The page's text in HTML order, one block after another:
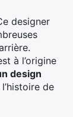
designer
à l’origine
design
de